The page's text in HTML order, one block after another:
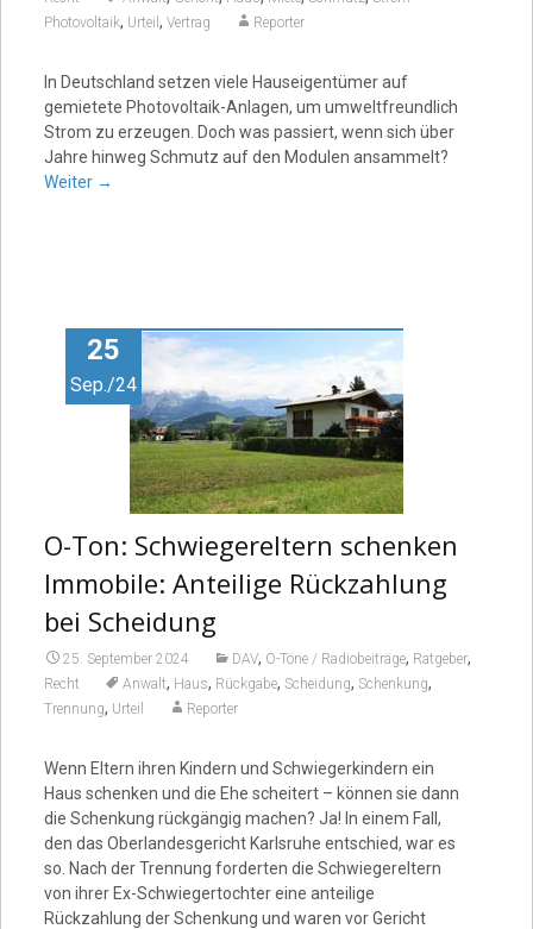
Photovoltaik, Urteil , Vertrag Reporter
In Deutschland setzen viele Hauseigentümer auf
gemietete Photovoltaik-Anlagen, um umweltfreundlich
Strom zu erzeugen. Doch was passiert, wenn sich über
Jahre hinweg Schmutz auf den Modulen ansammelt?
Weiter →
25
Sep./24
O-Ton: Schwiegereltern schenken
Immobile: Anteilige Rückzahlung
bei Scheidung
25. September 2024 DAV, O-Töne / Radiobeiträge, Ratgeber,
Recht Anwalt, Haus, Rückgabe, Scheidung, Schenkung,
Trennung, Urteil Reporter
Wenn Eltern ihren Kindern und Schwiegerkindern ein
Haus schenken und die Ehe scheitert – können sie dann
die Schenkung rückgängig machen? Ja! In einem Fall,
den das Oberlandesgericht Karlsruhe entschied, war es
so. Nach der Trennung forderten die Schwiegereltern
von ihrer Ex-Schwiegertochter eine anteilige
Rückzahlung der Schenkung und waren vor Gericht